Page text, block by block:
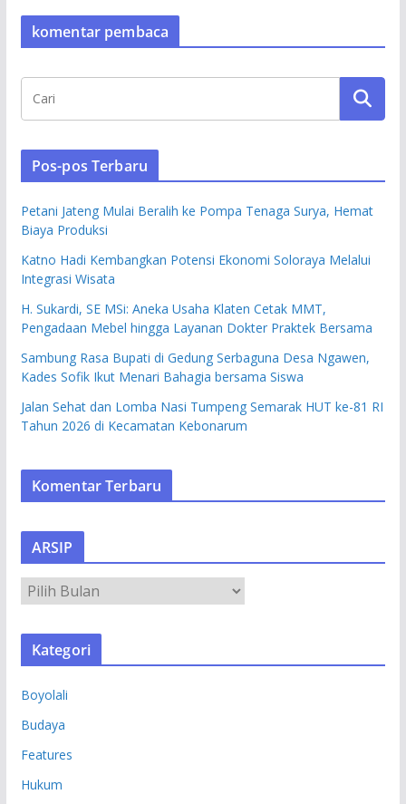
komentar pembaca
Pos-pos Terbaru
Petani Jateng Mulai Beralih ke Pompa Tenaga Surya, Hemat
Biaya Produksi
Katno Hadi Kembangkan Potensi Ekonomi Soloraya Melalui
Integrasi Wisata
H. Sukardi, SE MSi: Aneka Usaha Klaten Cetak MMT,
Pengadaan Mebel hingga Layanan Dokter Praktek Bersama
Sambung Rasa Bupati di Gedung Serbaguna Desa Ngawen,
Kades Sofik Ikut Menari Bahagia bersama Siswa
Jalan Sehat dan Lomba Nasi Tumpeng Semarak HUT ke-81 RI
Tahun 2026 di Kecamatan Kebonarum
Komentar Terbaru
ARSIP
R
S
Kategori
Boyolali
Budaya
Features
Hukum